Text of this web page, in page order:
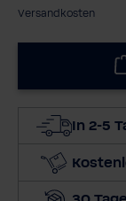
Versandkosten
In 2-5